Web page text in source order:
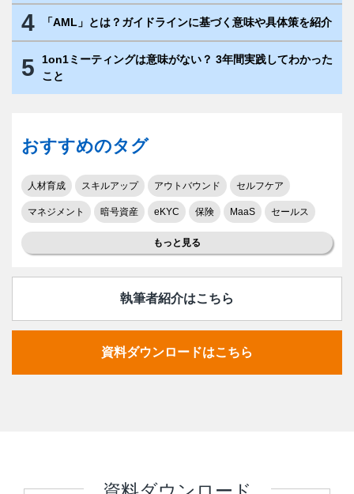
4 「AML」とは？ガイドラインに基づく意味や具体策を紹介
5
1on1ミーティングは意味がない？ 3年間実践してわかった
こと
おすすめのタグ
人材育成 スキルアップ アウトバウンド セルフケア
マネジメント 暗号資産 eKYC 保険 MaaS セールス
もっと見る
執筆者紹介はこちら
資料ダウンロードはこちら